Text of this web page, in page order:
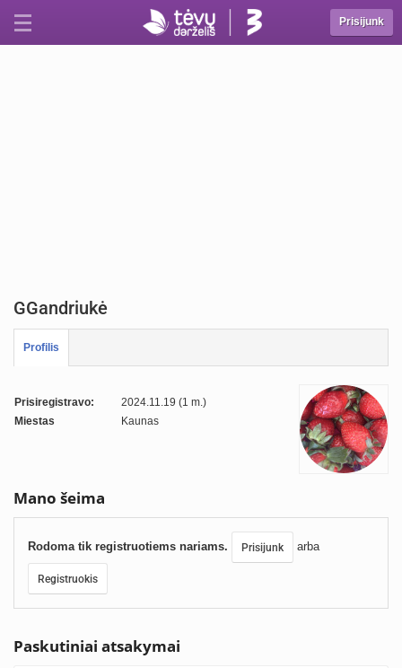
Prisijunk
GGandriukė
Profilis
Prisiregistravo:
2024.11.19 (1 m.)
Miestas
Kaunas
Mano šeima
Rodoma tik registruotiems nariams. Prisijunk arba
Registruokis
Paskutiniai atsakymai